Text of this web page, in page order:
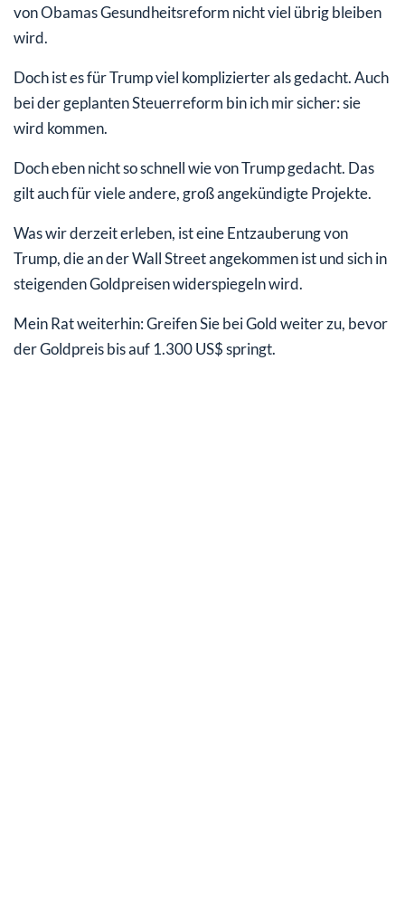
von Obamas Gesundheitsreform nicht viel übrig bleiben
wird.
Doch ist es für Trump viel komplizierter als gedacht. Auch
bei der geplanten Steuerreform bin ich mir sicher: sie
wird kommen.
Doch eben nicht so schnell wie von Trump gedacht. Das
gilt auch für viele andere, groß angekündigte Projekte.
Was wir derzeit erleben, ist eine Entzauberung von
Trump, die an der Wall Street angekommen ist und sich in
steigenden Goldpreisen widerspiegeln wird.
Mein Rat weiterhin: Greifen Sie bei Gold weiter zu, bevor
der Goldpreis bis auf 1.300 US$ springt.